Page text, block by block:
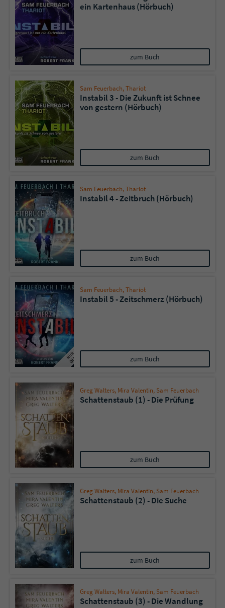
ein Kartenhaus (Hörbuch)
zum Buch
Sam Feuerbach,Thariot
Instabil 3 - Die Zukunft ist Schnee
von gestern (Hörbuch)
zum Buch
Sam Feuerbach,Thariot
Instabil 4 - Zeitbruch (Hörbuch)
zum Buch
Sam Feuerbach,Thariot
Instabil 5 - Zeitschmerz (Hörbuch)
zum Buch
Greg Walters, Mira Valentin, Sam Feuerbach
Schattenstaub (1) - Die Prüfung
zum Buch
Greg Walters, Mira Valentin, Sam Feuerbach
Schattenstaub (2) - Die Suche
zum Buch
Greg Walters, Mira Valentin, Sam Feuerbach
Schattenstaub (3) - Die Wandlung